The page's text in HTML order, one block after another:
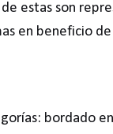
estas son
en beneficio de
bordado